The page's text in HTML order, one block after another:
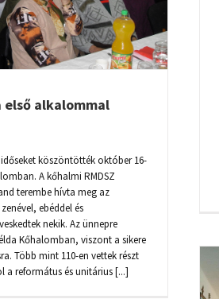
első alkalommal
köszöntötték október 16-
A kőhalmi RMDSZ
terembe hívta meg az
ebéddel és
nekik. Az ünnepre
Kőhalomban, viszont a sikere
Több mint 110-en vettek részt
a református és unitárius [...]